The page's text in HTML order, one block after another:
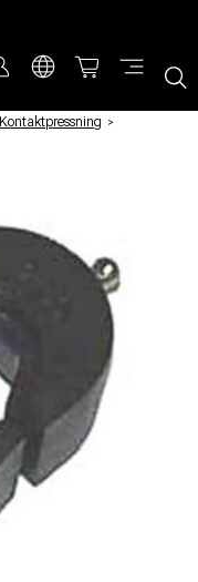
Kontaktpressning /